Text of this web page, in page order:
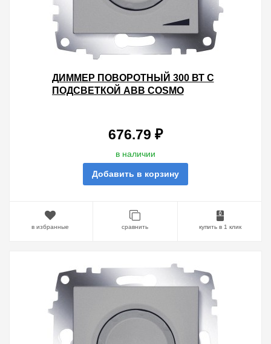
ДИММЕР ПОВОРОТНЫЙ 300 ВТ С
ПОДСВЕТКОЙ ABB COSMO
676.79 ₽
в наличии
Добавить в корзину
в избранные сравнить купить в 1 клик